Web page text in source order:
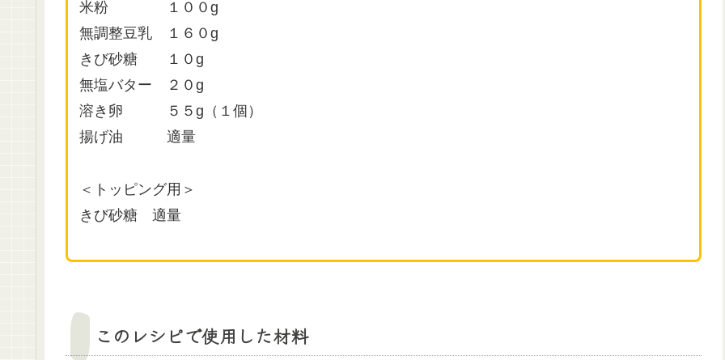
米粉 １００g
無調整豆乳 １６０g
きび砂糖 １０g
無塩バター ２０g
溶き卵 ５５g（１個）
揚げ油 適量
＜トッピング用＞
きび砂糖 適量
このレシピで使用した材料